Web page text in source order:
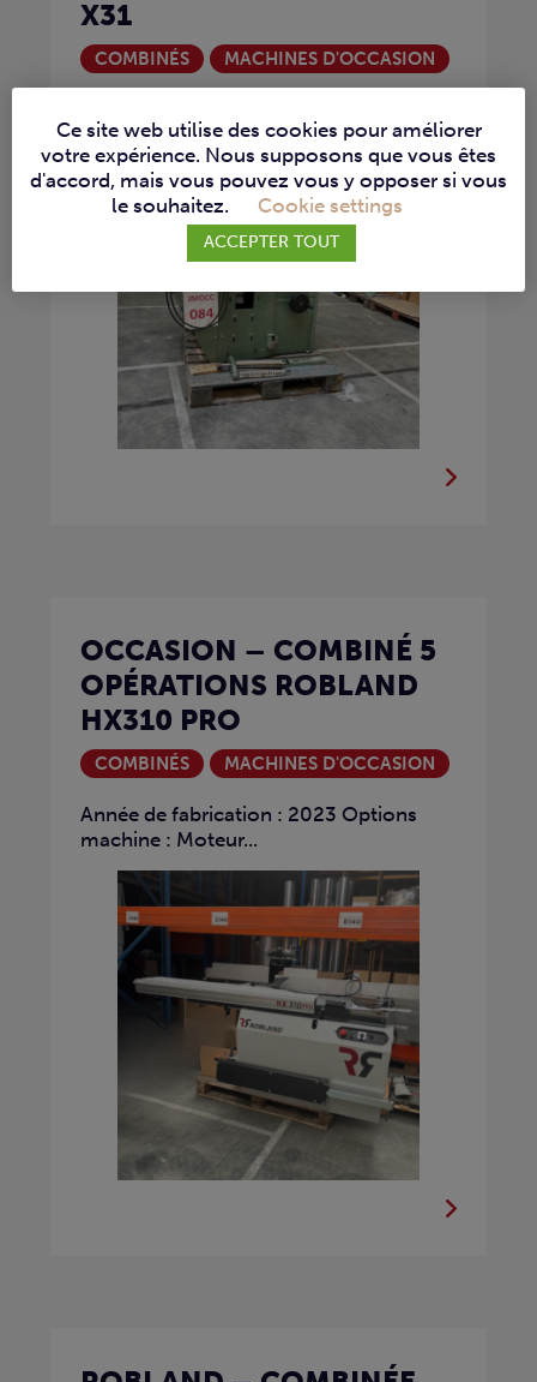
X31
COMBINÉS MACHINES D'OCCASION
Pour obtenir plus d’informations...
OCCASION – COMBINÉ 5
OPÉRATIONS ROBLAND
HX310 PRO
COMBINÉS MACHINES D'OCCASION
Année de fabrication : 2023 Options
machine : Moteur...
Ce site web utilise des cookies pour améliorer
votre expérience. Nous supposons que vous êtes
d'accord, mais vous pouvez vous y opposer si vous
le souhaitez.
Cookie settings
ACCEPTER TOUT